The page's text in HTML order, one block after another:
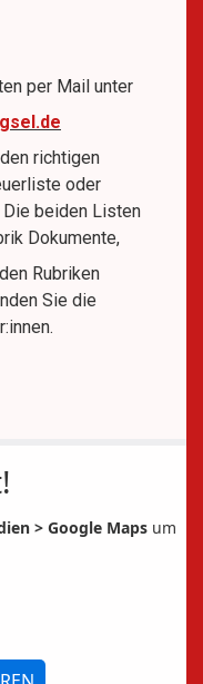
per Mail unter
richtigen
oder
beiden Listen
Dokumente,
Rubriken
Sie die
> Google Maps um